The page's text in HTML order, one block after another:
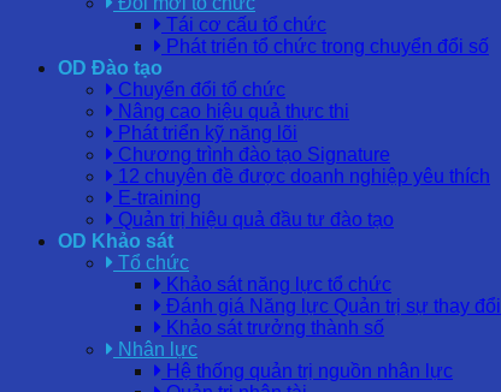
Tái cơ cấu tổ chức
Phát triển tổ chức trong chuyển đổi số
OD Đào tạo
Chuyển đổi tổ chức
Nâng cao hiệu quả thực thi
Phát triển kỹ năng lõi
Chương trình đào tạo Signature
12 chuyên đề được doanh nghiệp yêu thích
E-training
Quản trị hiệu quả đầu tư đào tạo
OD Khảo sát
Tổ chức
Khảo sát năng lực tổ chức
Đánh giá Năng lực Quản trị sự thay đổi
Khảo sát trưởng thành số
Nhân lực
Hệ thống quản trị nguồn nhân lực